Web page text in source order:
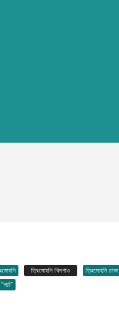
ত্রিমোহনি খিলগাও ত্রিমোহনি ঢাকা
“পর্চা”